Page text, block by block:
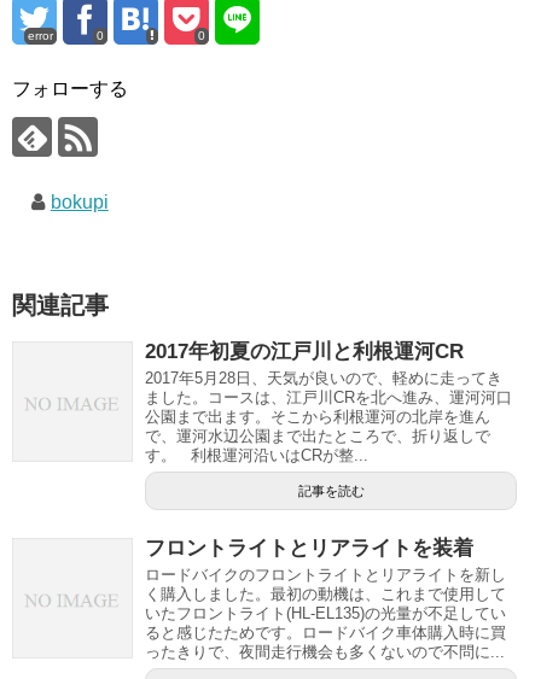
error 0 0
フォローする
bokupi
関連記事
2017年初夏の江戸川と利根運河CR
2017年5月28日、天気が良いので、軽めに走ってき
ました。コースは、江戸川CRを北へ進み、運河河口
公園まで出ます。そこから利根運河の北岸を進ん
で、運河水辺公園まで出たところで、折り返しで
す。 利根運河沿いはCRが整...
記事を読む
フロントライトとリアライトを装着
ロードバイクのフロントライトとリアライトを新し
く購入しました。最初の動機は、これまで使用して
いたフロントライト(HL-EL135)の光量が不足してい
ると感じたためです。ロードバイク車体購入時に買
ったきりで、夜間走行機会も多くないので不問に...